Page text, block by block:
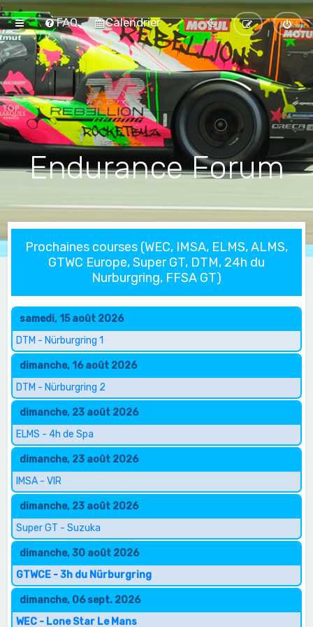
FAQ Calendrier
Endurance Forum
Prochaines courses (WEC, IMSA, ELMS, ALMS,
GTWC Europe, Super GT, DTM, 24h du
Nurburgring, FFSA GT)
samedi, 15 août 2026
DTM - Nürburgring 1
dimanche, 16 août 2026
DTM - Nürburgring 2
dimanche, 23 août 2026
ELMS - 4h de Spa
dimanche, 23 août 2026
IMSA - VIR
dimanche, 23 août 2026
Super GT - Suzuka
dimanche, 30 août 2026
GTWCE - 3h du Nürburgring
dimanche, 06 sept. 2026
WEC - Lone Star Le Mans